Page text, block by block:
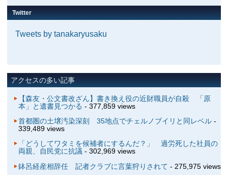
Twitter
Tweets by tanakaryusaku
アクセスの多い記事
【森友・公文書改ざん】書き換え役の近財職員が自殺 「原
本」と遺書見つかる - 377,859 views
首都圏の土壌汚染深刻 35地点でチェルノブイリと同レベル-
339,489 views
「どうしてワタミを候補者にするんだ？」 過労死した社員の
両親、自民党に抗議- 302,969 views
鉢呂経産相辞任 記者クラブに言葉狩りされて - 275,975 views